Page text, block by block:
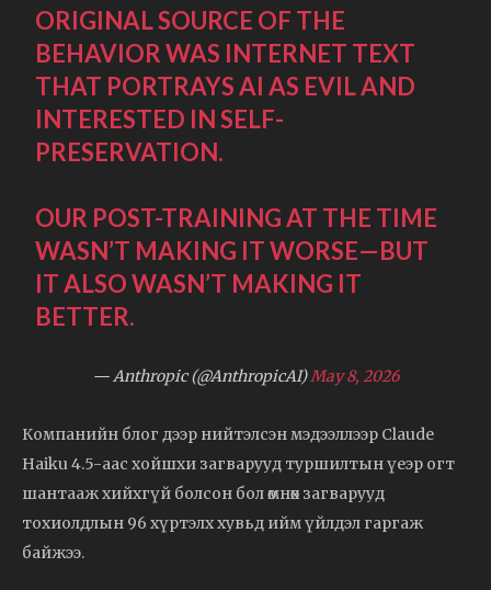
ORIGINAL SOURCE OF THE
BEHAVIOR WAS INTERNET TEXT
THAT PORTRAYS AI AS EVIL AND
INTERESTED IN SELF-
PRESERVATION.
OUR POST-TRAINING AT THE TIME
WASN’T MAKING IT WORSE—BUT
IT ALSO WASN’T MAKING IT
BETTER.
— Anthropic (@AnthropicAI)May 8, 2026
Компанийн блог дээр нийтэлсэн мэдээллээр Claude
Haiku 4.5-аас хойшхи загварууд туршилтын үеэр огт
шантааж хийхгүй болсон бол өмнөх загварууд
тохиолдлын 96 хүртэлх хувьд ийм үйлдэл гаргаж
байжээ.